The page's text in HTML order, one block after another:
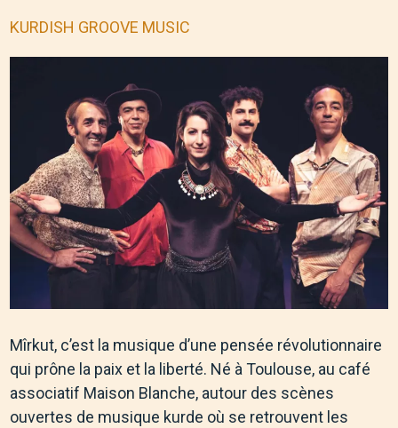
KURDISH GROOVE MUSIC
Mîrkut, c’est la musique d’une pensée révolutionnaire
qui prône la paix et la liberté. Né à Toulouse, au café
associatif Maison Blanche, autour des scènes
ouvertes de musique kurde où se retrouvent les